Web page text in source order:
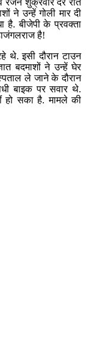
ने उन्हें गोली मार दी
है. बीजेपी के प्रवक्ता
है!
थे. इसी दौरान टाउन
बदमाशों ने उन्हें घेर
ले जाने के दौरान
बाइक पर सवार थे.
हो सका है. मामले की